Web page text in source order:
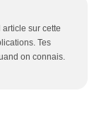
sur cette
Tes
on connais.